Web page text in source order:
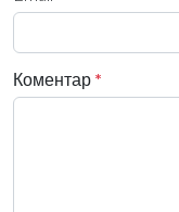
Коментар *